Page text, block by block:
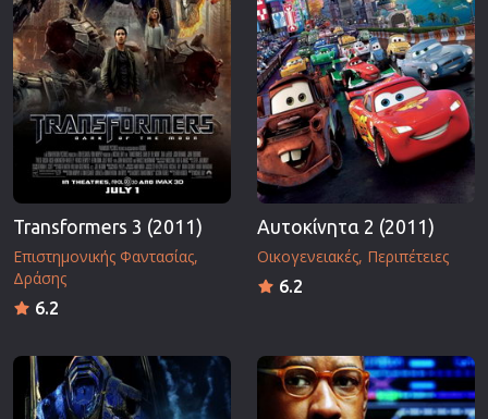
Transformers 3 (2011)
Επιστημονικής Φαντασίας
Δράσης
6.2
Αυτοκίνητα 2 (2011)
Οικογενειακές Περιπέτειες
6.2